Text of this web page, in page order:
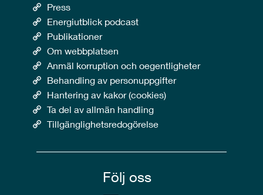
Press
Energiutblick podcast
Publikationer
Om webbplatsen
Anmäl korruption och oegentligheter
Behandling av personuppgifter
Hantering av kakor (cookies)
Ta del av allmän handling
Tillgänglighetsredogörelse
Följ oss